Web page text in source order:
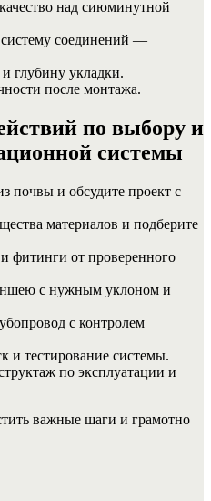
над сиюминутной
соединений —
глубину укладки.
после монтажа.
по выбору и
системы
почвы и обсудите проект с
материалов и подберите
фитинги от проверенного
с нужным уклоном и
с контролем
и тестирование системы.
по эксплуатации и
важные шаги и грамотно